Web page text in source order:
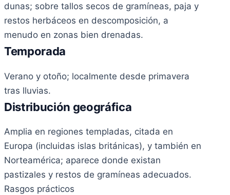
dunas; sobre tallos secos de gramíneas, paja y
restos herbáceos en descomposición, a
menudo en zonas bien drenadas.
Temporada
Verano y otoño; localmente desde primavera
tras lluvias.
Distribución geográfica
Amplia en regiones templadas, citada en
Europa (incluidas islas británicas), y también en
Norteamérica; aparece donde existan
pastizales y restos de gramíneas adecuados.
Rasgos prácticos